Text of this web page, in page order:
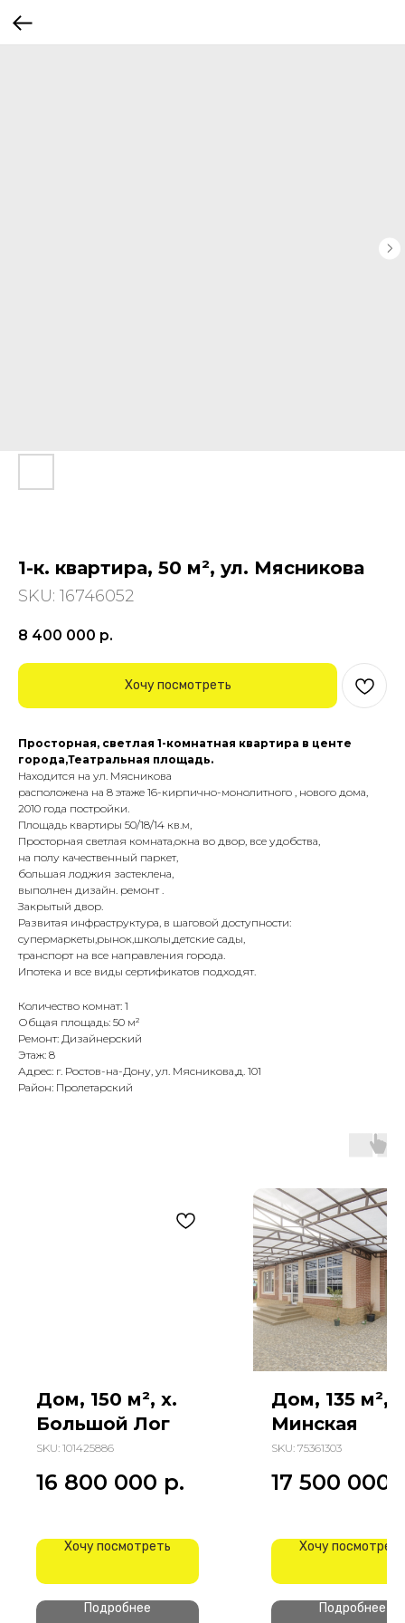
1-к. квартира, 50 м², ул. Мясникова
SKU: 16746052
8 400 000 р.
Хочу посмотреть
Просторная, светлая 1-комнатная квартира в центе
города,Театральная площадь.
Находится на ул. Мясникова
расположена на 8 этаже 16-кирпично-монолитного , нового дома,
2010 года постройки.
Площадь квартиры 50/18/14 кв.м,
Просторная светлая комната,окна во двор, все удобства,
на полу качественный паркет,
большая лоджия застеклена,
выполнен дизайн. ремонт .
Закрытый двор.
Развитая инфраструктура, в шаговой доступности:
супермаркеты,рынок,школы,детские сады,
транспорт на все направления города.
Ипотека и все виды сертификатов подходят.
Количество комнат: 1
Общая площадь: 50 м²
Ремонт: Дизайнерский
Этаж: 8
Адрес: г. Ростов-на-Дону, ул. Мясникова,д. 101
Район: Пролетарский
Дом, 150 м², х.
Большой Лог
SKU: 101425886
16 800 000 р.
Хочу посмотреть
Подробнее
Дом, 135 м²,
Минская
SKU: 75361303
17 500 000
Хочу посмотреть
Подробнее